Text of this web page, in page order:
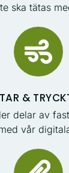
ska tätas
&
delar av
vår